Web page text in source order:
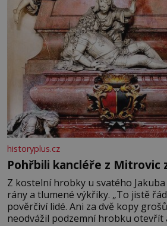
historyplus.cz
Pohřbili kancléře z Mitrovic
Z kostelní hrobky u svatého
rány a tlumené výkřiky. „To jistě
pověrčiví lidé. Ani za dvě kopy
neodvážil podzemní hrobku otevřít